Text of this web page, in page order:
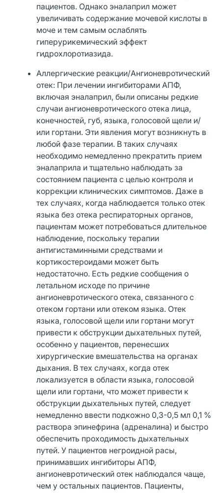
пациентов. Однако эналаприл может
увеличивать содержание мочевой кислоты в
моче и тем самым ослаблять
гиперурикемический эффект
гидрохлоротиазида.
Аллергические реакции/Ангионевротический
отек: При лечении ингибиторами АПФ,
включая эналаприл, были описаны редкие
случаи ангионевротического отека лица,
конечностей, губ, языка, голосовой щели и/
или гортани. Эти явления могут возникнуть в
любой фазе терапии. В таких случаях
необходимо немедленно прекратить прием
эналаприла и тщательно наблюдать за
состоянием пациента с целью контроля и
коррекции клинических симптомов. Даже в
тех случаях, когда наблюдается только отек
языка без отека респираторных органов,
пациентам может потребоваться длительное
наблюдение, поскольку терапии
антигистаминными средствами и
кортикостероидами может быть
недостаточно. Есть редкие сообщения о
летальном исходе по причине
ангионевротического отека, связанного с
отеком гортани или отеком языка. Отек
языка, голосовой щели или гортани могут
привести к обструкции дыхательных путей,
особенно у пациентов, перенесших
хирургические вмешательства на органах
дыхания. В тех случаях, когда отек
локализуется в области языка, голосовой
щели или гортани, что может привести к
обструкции дыхательных путей, следует
немедленно ввести подкожно 0,3-0,5 мл 0,1 %
раствора эпинефрина (адреналина) и быстро
обеспечить проходимость дыхательных
путей. У пациентов негроидной расы,
принимавших ингибиторы АПФ,
ангионевротический отек наблюдался чаще,
чем у остальных пациентов. Пациенты,